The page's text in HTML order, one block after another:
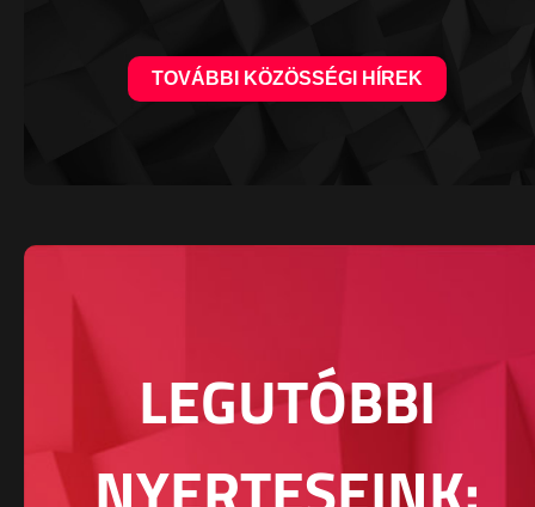
TOVÁBBI KÖZÖSSÉGI HÍREK
LEGUTÓBBI